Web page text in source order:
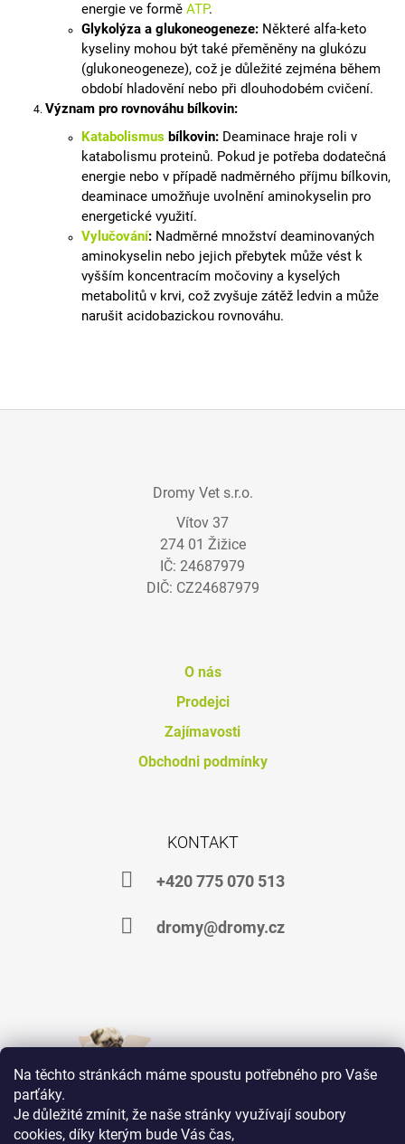
Na těchto stránkách máme spoustu potřebného pro Vaše
parťáky.
Je důležité zmínit, že naše stránky využívají soubory
cookies, díky kterým bude Vás čas,
energie ve formě ATP.
Glykolýza a glukoneogeneze: Některé alfa-keto
kyseliny mohou být také přeměněny na glukózu
(glukoneogeneze), což je důležité zejména během
období hladovění nebo při dlouhodobém cvičení.
Význam pro rovnováhu bílkovin:
Katabolismus bílkovin: Deaminace hraje roli v
katabolismu proteinů. Pokud je potřeba dodatečná
energie nebo v případě nadměrného příjmu bílkovin,
deaminace umožňuje uvolnění aminokyselin pro
energetické využití.
Vylučování: Nadměrné množství deaminovaných
aminokyselin nebo jejich přebytek může vést k
vyšším koncentracím močoviny a kyselých
metabolitů v krvi, což zvyšuje zátěž ledvin a může
narušit acidobazickou rovnováhu.
Dromy Vet s.r.o.
Vítov 37
274 01 Žižice
IČ: 24687979
DIČ: CZ24687979
O nás
Prodejci
Zajímavosti
Obchodni podmínky
KONTAKT
+420 775 070 513
dromy@dromy.cz